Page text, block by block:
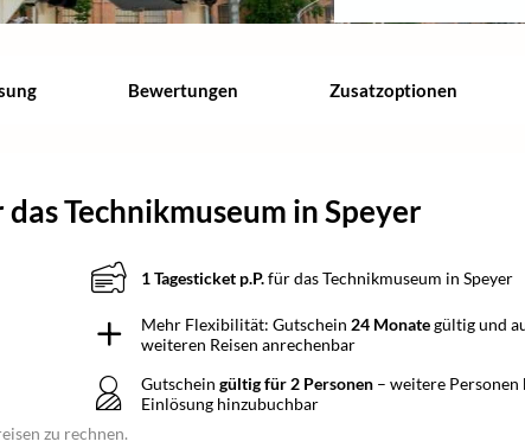
Bewertungen Zusatzoptionen
Technikmuseum in Speyer
1 Tagesticket p.P.für das Technikmuseum in Speyer
Mehr Flexibilität: Gutschein 24 Monategültig und
weiteren Reisen anrechenbar
Gutschein gültig für 2 Personen – weitere Personen
Einlösung hinzubuchbar
zu rechnen.